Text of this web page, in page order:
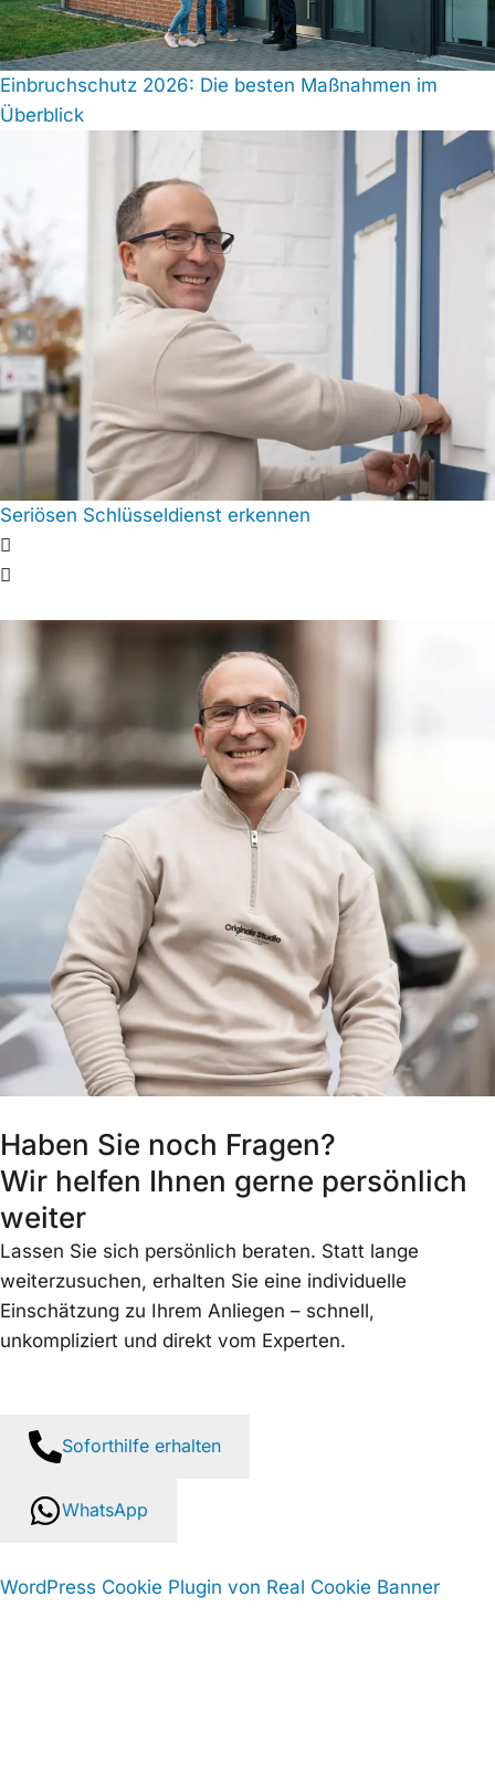
Einbruchschutz 2026: Die besten Maßnahmen im
Überblick
Seriösen Schlüsseldienst erkennen
Haben Sie noch Fragen?
Wir helfen Ihnen gerne persönlich
weiter
Lassen Sie sich persönlich beraten. Statt lange
weiterzusuchen, erhalten Sie eine individuelle
Einschätzung zu Ihrem Anliegen – schnell,
unkompliziert und direkt vom Experten.
Soforthilfe erhalten
WhatsApp
WordPress Cookie Plugin von Real Cookie Banner